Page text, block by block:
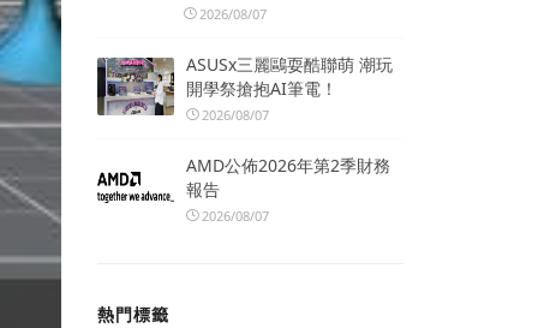
2026/08/07
ASUSx三麗鷗耍酷聯萌 潮玩
開學祭搶抱AI筆電！
2026/08/07
AMD公佈2026年第2季財務
報告
2026/08/07
熱門標籤